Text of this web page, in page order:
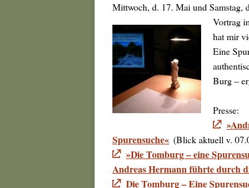
Mittwoch, d. 17. Mai und Samstag,
Vortrag
hat mir
Eine
Burg –
Presse:
Spurensuche« (Blick aktuell v.
»Die Tomburg – eine
Andreas Hermann führte durch
Die Tomburg – Eine